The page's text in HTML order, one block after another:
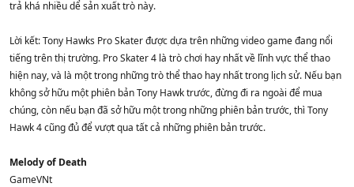
trả khá nhiều dể sản xuất trò này.
Lời kết: Tony Hawks Pro Skater được dựa trên những video game đang nổi
tiếng trên thị trường. Pro Skater 4 là trò chơi hay nhất về lĩnh vực thể thao
hiện nay, và là một trong những trò thể thao hay nhất trong lịch sử. Nếu bạn
không sở hữu một phiên bản Tony Hawk trước, đừng đi ra ngoài để mua
chúng, còn nếu bạn đã sở hữu một trong những phiên bản trước, thì Tony
Hawk 4 cũng đủ để vượt qua tất cả những phiên bản trước.
Melody of Death
GameVNt